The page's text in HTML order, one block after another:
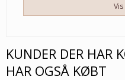
KUNDER DER HAR
HAR OGSÅ KØBT